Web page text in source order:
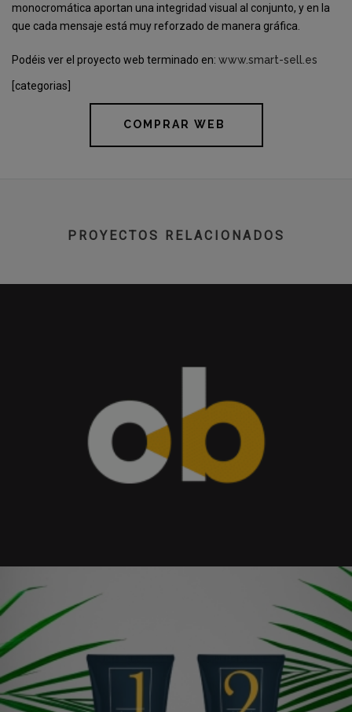
monocromática aportan una integridad visual al conjunto, y en la
que cada mensaje está muy reforzado de manera gráfica.
Podéis ver el proyecto web terminado en: www.smart-sell.es
[categorias]
COMPRAR WEB
PROYECTOS RELACIONADOS